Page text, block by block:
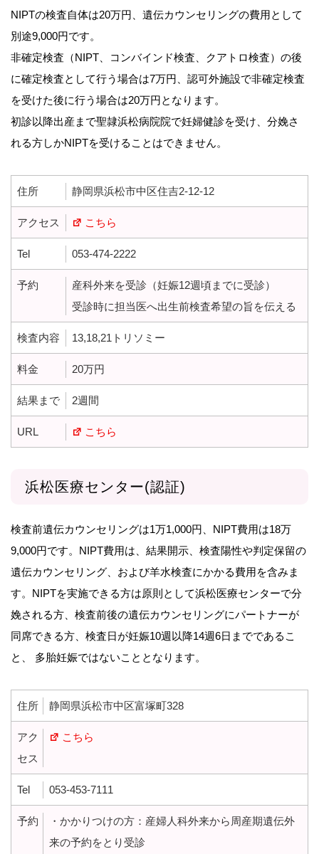
NIPTの検査自体は20万円、遺伝カウンセリングの費用として
別途9,000円です。
非確定検査（NIPT、コンバインド検査、クアトロ検査）の後
に確定検査として行う場合は7万円、認可外施設で非確定検査
を受けた後に行う場合は20万円となります。
初診以降出産まで聖隷浜松病院院で妊婦健診を受け、分娩さ
れる方しかNIPTを受けることはできません。
住所 静岡県浜松市中区住吉2-12-12
アクセス こちら
Tel 053-474-2222
予約
産科外来を受診（妊娠12週頃までに受診）
受診時に担当医へ出生前検査希望の旨を伝える
検査内容 13,18,21トリソミー
料金 20万円
結果まで 2週間
URL こちら
浜松医療センター(認証)
検査前遺伝カウンセリングは1万1,000円、NIPT費用は18万
9,000円です。NIPT費用は、結果開示、検査陽性や判定保留の
遺伝カウンセリング、および羊水検査にかかる費用を含みま
す。NIPTを実施できる方は原則として浜松医療センターで分
娩される方、検査前後の遺伝カウンセリングにパートナーが
同席できる方、検査日が妊娠10週以降14週6日までであるこ
と、 多胎妊娠ではないこととなります。
住所 静岡県浜松市中区富塚町328
アク
セス
こちら
Tel 053-453-7111
予約
・かかりつけの方：産婦人科外来から周産期遺伝外
来の予約をとり受診